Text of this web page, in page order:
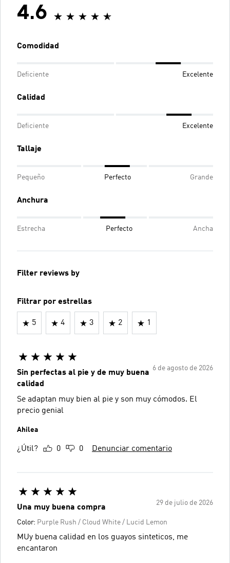
4.6
Comodidad
Deficiente Excelente
Calidad
Deficiente Excelente
Tallaje
Pequeño Perfecto Grande
Anchura
Estrecha Perfecto Ancha
Filter reviews by
Filtrar por estrellas
5 4 3 2 1
6 de agosto de 2026
Sin perfectas al pie y de muy buena
calidad
Se adaptan muy bien al pie y son muy cómodos. El
precio genial
Ahilea
¿Útil? 0 0 Denunciar comentario
29 de julio de 2026
Una muy buena compra
Color: Purple Rush / Cloud White / Lucid Lemon
MUy buena calidad en los guayos sinteticos, me
encantaron